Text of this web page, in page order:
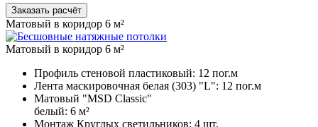
Заказать расчёт
Матовый в коридор 6 м²
Матовый в коридор 6 м²
Профиль стеновой пластиковый: 12 пог.м
Лента маскировочная белая (303) "L": 12 пог.м
Матовый "MSD Classic"
белый: 6 м²
Монтаж Круглых светильников: 4 шт.